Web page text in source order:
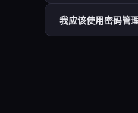
佳。
字符多样性- 同时使
字符的组合数。
标准（大多数账户）
高价值（邮箱、银行
我应该使用密码管